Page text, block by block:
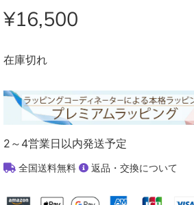
¥16,500
在庫切れ
2～4営業日以内発送予定
全国送料無料 返品・交換について